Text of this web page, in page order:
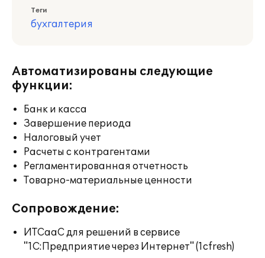
Теги
бухгалтерия
Автоматизированы следующие
функции:
Банк и касса
Завершение периода
Налоговый учет
Расчеты с контрагентами
Регламентированная отчетность
Товарно-материальные ценности
Сопровождение:
ИТСааС для решений в сервисе
"1С:Предприятие через Интернет" (1cfresh)